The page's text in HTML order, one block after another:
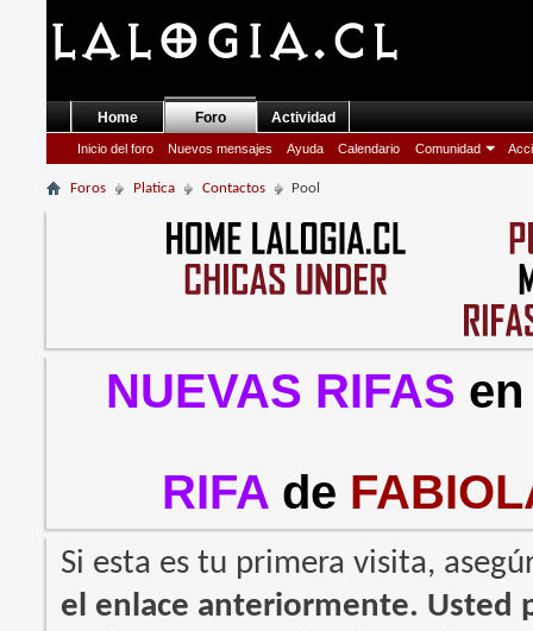
Home Foro
Inicio del foro Nuevos mensajes Ayuda Calendario Comunidad
Actividad
Foros Platica Contactos Pool
NUEVAS RIFAS en
RIFA de
Si esta es tu primera visita,
el enlace anteriormente. Usted